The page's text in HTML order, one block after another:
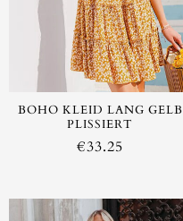
BOHO KLEID LANG GELB
PLISSIERT
€33.25